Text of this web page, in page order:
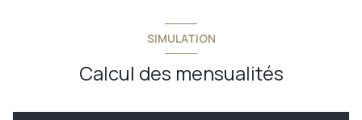
SIMULATION
Calcul des mensualités